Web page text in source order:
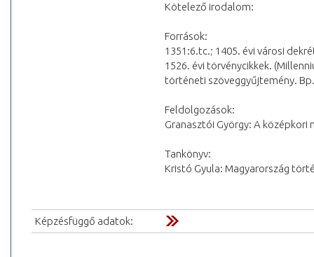
Kötelező irodalom:
Források:
1351:6.tc.; 1405. évi városi
1526. évi törvénycikkek.
történeti szöveggyűjtemény.
Feldolgozások:
Granasztói György: A középkori
Tankönyv:
Kristó Gyula: Magyarország
Képzésfüggő adatok: